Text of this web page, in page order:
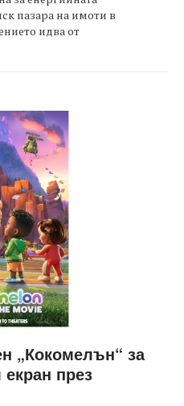
пазара на имоти в
идва от
„Кокомелън“ за
през